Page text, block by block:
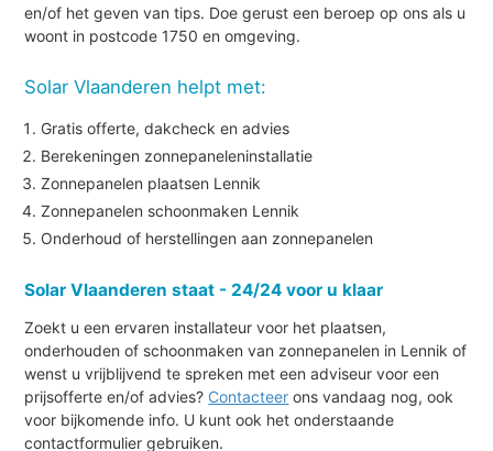
en/of het geven van tips. Doe gerust een beroep op ons als u
woont in postcode 1750 en omgeving.
Solar Vlaanderen helpt met:
Gratis offerte, dakcheck en advies
Berekeningen zonnepaneleninstallatie
Zonnepanelen plaatsen Lennik
Zonnepanelen schoonmaken Lennik
Onderhoud of herstellingen aan zonnepanelen
Solar Vlaanderen staat - 24/24 voor u klaar
Zoekt u een ervaren installateur voor het plaatsen,
onderhouden of schoonmaken van zonnepanelen in Lennik of
wenst u vrijblijvend te spreken met een adviseur voor een
prijsofferte en/of advies? Contacteer ons vandaag nog, ook
voor bijkomende info. U kunt ook het onderstaande
contactformulier gebruiken.